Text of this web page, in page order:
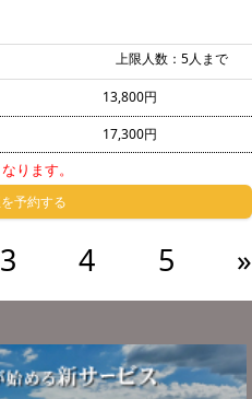
上限人数：5人まで
13,800円
17,300円
ります。
予約する
3 4 5 »